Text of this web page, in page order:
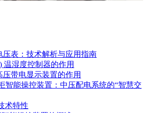
压表：技术解析与应用指南
温湿度控制器的作用
压带电显示装置的作用
智能操控装置：中压配电系统的“智慧交
术特性